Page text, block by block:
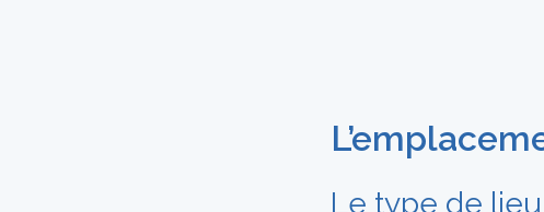
Le type de lieu